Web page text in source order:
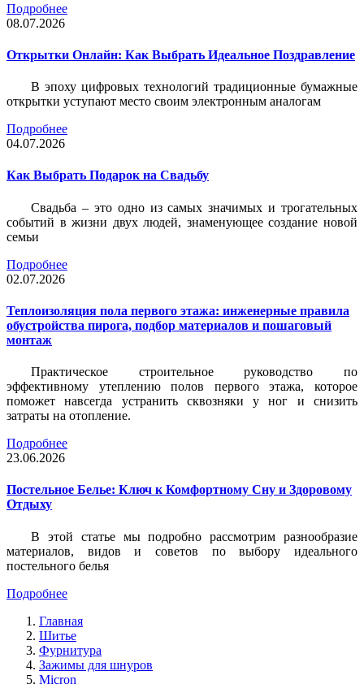
Подробнее
08.07.2026
Открытки Онлайн: Как Выбрать Идеальное Поздравление
В эпоху цифровых технологий традиционные бумажные
открытки уступают место своим электронным аналогам
Подробнее
04.07.2026
Как Выбрать Подарок на Свадьбу
Свадьба – это одно из самых значимых и трогательных
событий в жизни двух людей, знаменующее создание новой
семьи
Подробнее
02.07.2026
Теплоизоляция пола первого этажа: инженерные правила
обустройства пирога, подбор материалов и пошаговый
монтаж
Практическое строительное руководство по
эффективному утеплению полов первого этажа, которое
поможет навсегда устранить сквозняки у ног и снизить
затраты на отопление.
Подробнее
23.06.2026
Постельное Белье: Ключ к Комфортному Сну и Здоровому
Отдыху
В этой статье мы подробно рассмотрим разнообразие
материалов, видов и советов по выбору идеального
постельного белья
Подробнее
Главная
Шитье
Фурнитура
Зажимы для шнуров
Micron